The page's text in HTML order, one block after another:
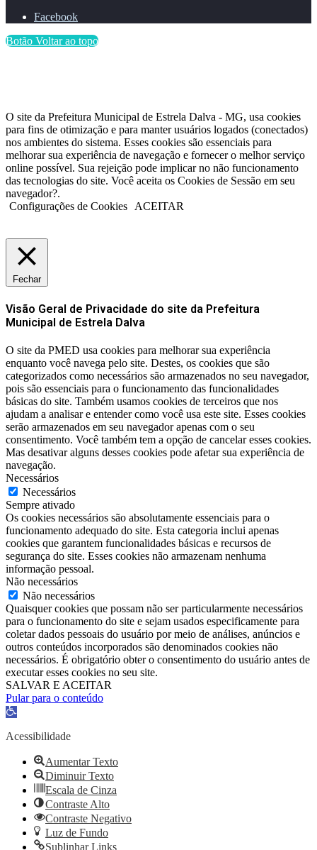
Facebook
Botão Voltar ao topo
O site da Prefeitura Municipal de Estrela Dalva - MG, usa cookies
para fins de otimização e para manter usuários logados (conectados)
nos ambientes do sistema. Esses cookies são essenciais para
melhorar sua experiência de navegação e fornecer o melhor serviço
online possível. Sua rejeição pode implicar no não funcionamento
das tecnologias do site. Você aceita os Cookies de Sessão em seu
navegador?.
Configurações de Cookies
ACEITAR
Fechar
Visão Geral de Privacidade do site da Prefeitura
Municipal de Estrela Dalva
O site da PMED usa cookies para melhorar sua experiência
enquanto você navega pelo site. Destes, os cookies que são
categorizados como necessários são armazenados no seu navegador,
pois são essenciais para o funcionamento das funcionalidades
básicas do site. Também usamos cookies de terceiros que nos
ajudam a analisar e entender como você usa este site. Esses cookies
serão armazenados em seu navegador apenas com o seu
consentimento. Você também tem a opção de cancelar esses cookies.
Mas desativar alguns desses cookies pode afetar sua experiência de
navegação.
Necessários
Necessários
Sempre ativado
Os cookies necessários são absolutamente essenciais para o
funcionamento adequado do site. Esta categoria inclui apenas
cookies que garantem funcionalidades básicas e recursos de
segurança do site. Esses cookies não armazenam nenhuma
informação pessoal.
Não necessários
Não necessários
Quaisquer cookies que possam não ser particularmente necessários
para o funcionamento do site e sejam usados ​​especificamente para
coletar dados pessoais do usuário por meio de análises, anúncios e
outros conteúdos incorporados são denominados cookies não
necessários. É obrigatório obter o consentimento do usuário antes de
executar esses cookies no seu site.
SALVAR E ACEITAR
Pular para o conteúdo
Barra
Ferramentas
Acessibilidade
Aumentar Texto
Diminuir Texto
Escala de Cinza
Contraste Alto
Contraste Negativo
Luz de Fundo
Sublinhar Links